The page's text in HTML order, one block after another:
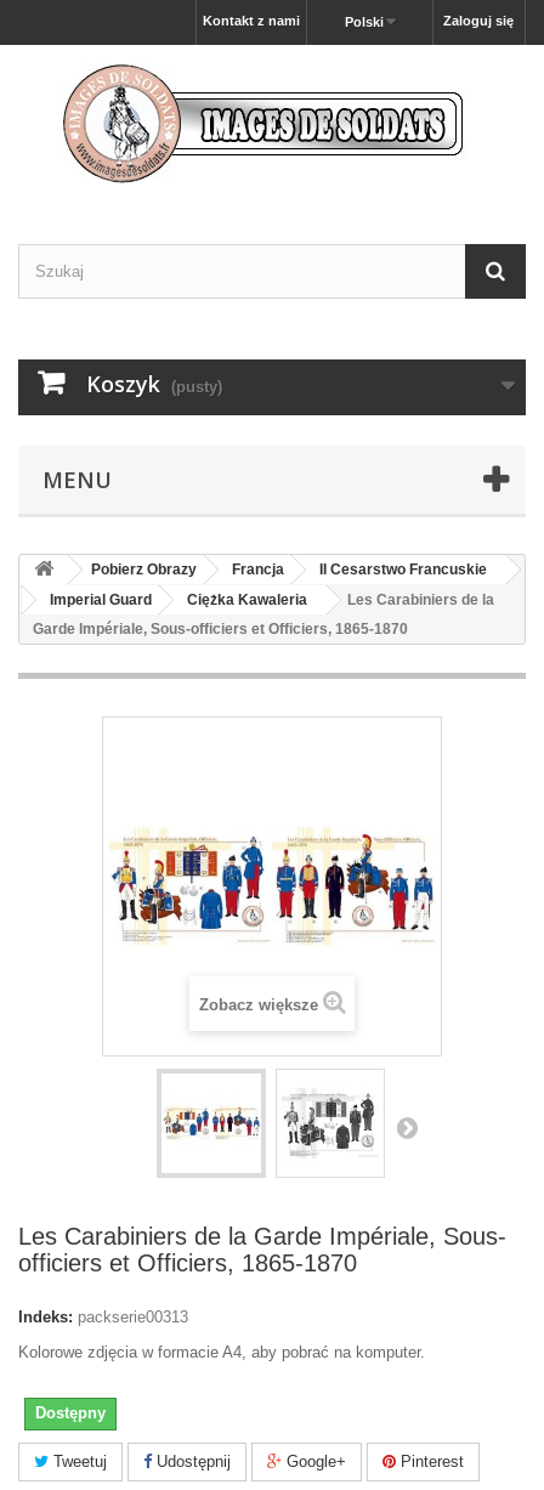
Zaloguj się
Polski
Kontakt z nami
Koszyk (pusty)
MENU
Pobierz Obrazy Francja
II Cesarstwo Francuskie
Imperial Guard
Ciężka Kawaleria
Les Carabiniers de la
Garde Impériale, Sous-officiers et Officiers, 1865-1870
Zobacz większe
Les Carabiniers de la Garde Impériale, Sous-
officiers et Officiers, 1865-1870
Indeks: packserie00313
Kolorowe zdjęcia w formacie A4, aby pobrać na komputer.
Dostępny
Tweetuj Udostępnij Google+ Pinterest